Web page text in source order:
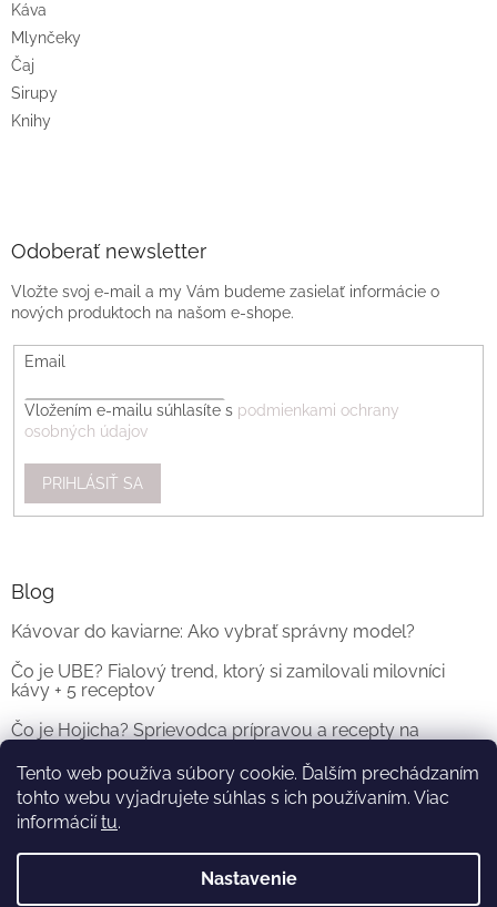
Tento web používa súbory cookie. Ďalším prechádzaním
tohto webu vyjadrujete súhlas s ich používaním. Viac
informáciítu.
Nastavenie
Káva
Mlynčeky
Čaj
Sirupy
Knihy
Odoberať newsletter
Vložte svoj e-mail a my Vám budeme zasielať informácie o
nových produktoch na našom e-shope.
Email
Vložením e-mailu súhlasíte s podmienkami ochrany
osobných údajov
PRIHLÁSIŤ SA
Blog
Kávovar do kaviarne: Ako vybrať správny model?
Čo je UBE? Fialový trend, ktorý si zamilovali milovníci
kávy + 5 receptov
Čo je Hojicha? Sprievodca prípravou a recepty na
ARCHÍV
Vytvoril Shoptet a